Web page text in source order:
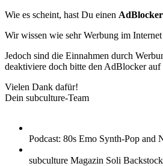
Wie es scheint, hast Du einen AdBlocker
Wir wissen wie sehr Werbung im
Jedoch sind die Einnahmen durch
deaktiviere doch bitte den AdBlocker auf
Vielen Dank dafür!
Dein subculture-Team
Podcast: 80s Emo Synth-Pop and
subculture Magazin Soli